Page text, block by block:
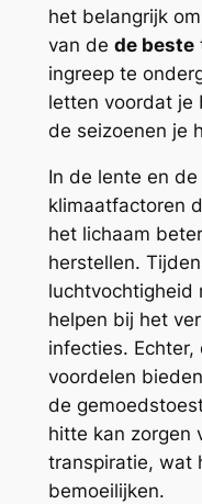
het belangrijk
van de de beste
ingreep te
letten voordat je
de seizoenen je
In de lente en
klimaatfactoren
het lichaam
herstellen.
luchtvochtigheid
helpen bij het
infecties.
voordelen
de
hitte kan zorgen
transpiratie, wat
bemoeilijken.